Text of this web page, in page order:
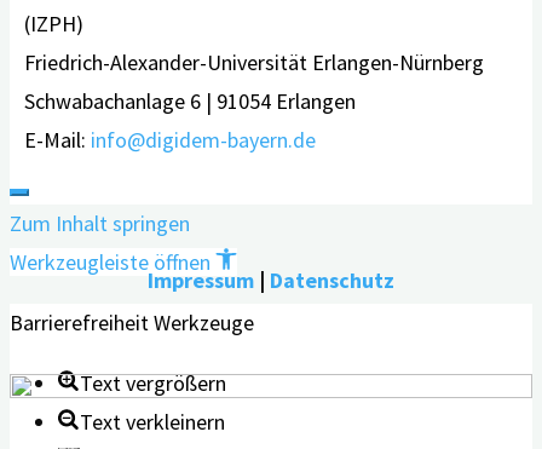
(IZPH)
Friedrich-Alexander-Universität Erlangen-Nürnberg
Schwabachanlage 6 | 91054 Erlangen
E-Mail: info@digidem-bayern.de
Impressum | Datenschutz
Zum Inhalt springen
Werkzeugleiste öffnen
Barrierefreiheit Werkzeuge
Text vergrößern
Text verkleinern